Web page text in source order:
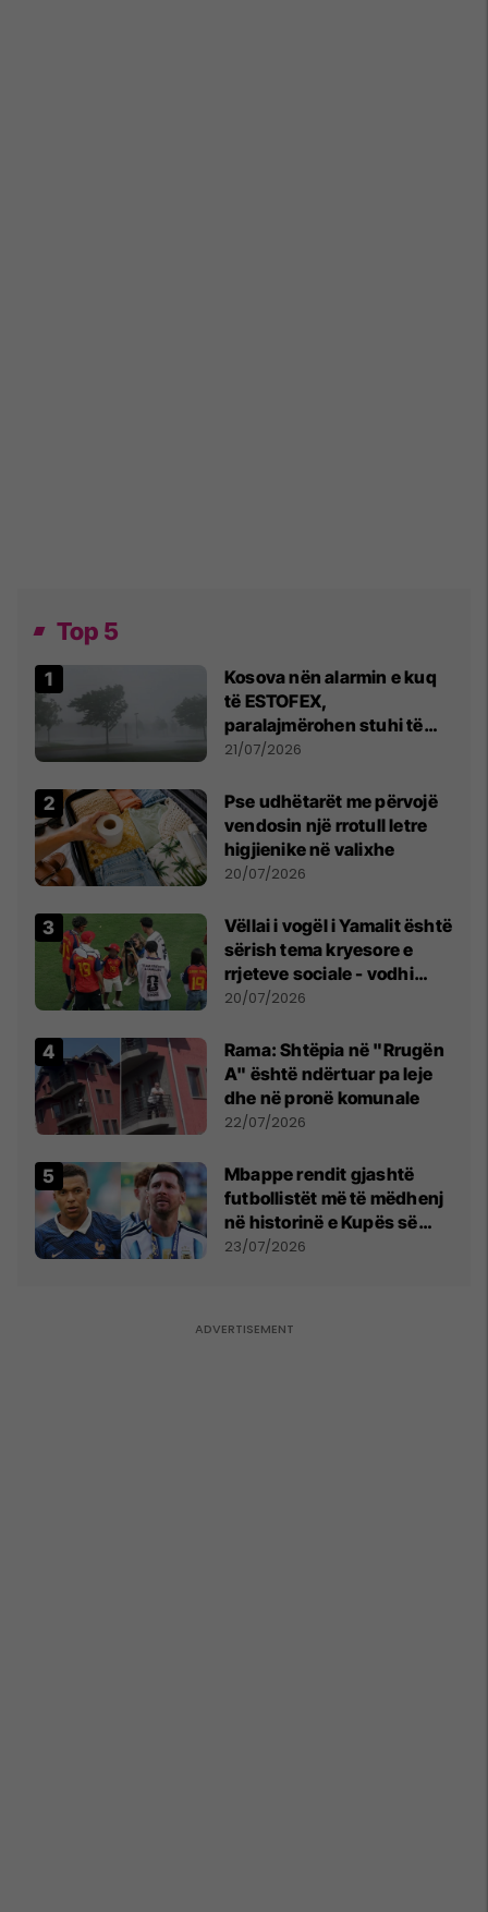
Top 5
Kosova nën alarmin e kuq
të ESTOFEX,
paralajmërohen stuhi të
fuqishme me breshër dhe
21/07/2026
Pse udhëtarët me përvojë
vendosin një rrotull letre
higjienike në valixhe
20/07/2026
Vëllai i vogël i Yamalit është
sërish tema kryesore e
rrjeteve sociale - vodhi
vëmendjen pas finales së
20/07/2026
Rama: Shtëpia në "Rrugën
A" është ndërtuar pa leje
dhe në pronë komunale
22/07/2026
Mbappe rendit gjashtë
futbollistët më të mëdhenj
në historinë e Kupës së
Botës, Messi mbetet i dyti
23/07/2026